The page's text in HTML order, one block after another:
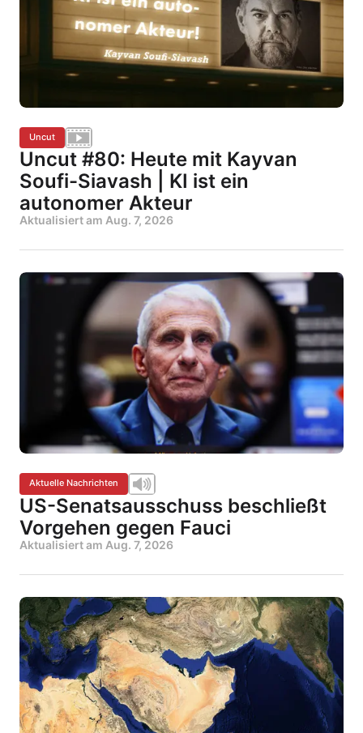
Uncut
Uncut #80: Heute mit Kayvan
Soufi-Siavash | KI ist ein
autonomer Akteur
Aktualisiert am Aug. 7, 2026
Aktuelle Nachrichten
US-Senatsausschuss beschließt
Vorgehen gegen Fauci
Aktualisiert am Aug. 7, 2026